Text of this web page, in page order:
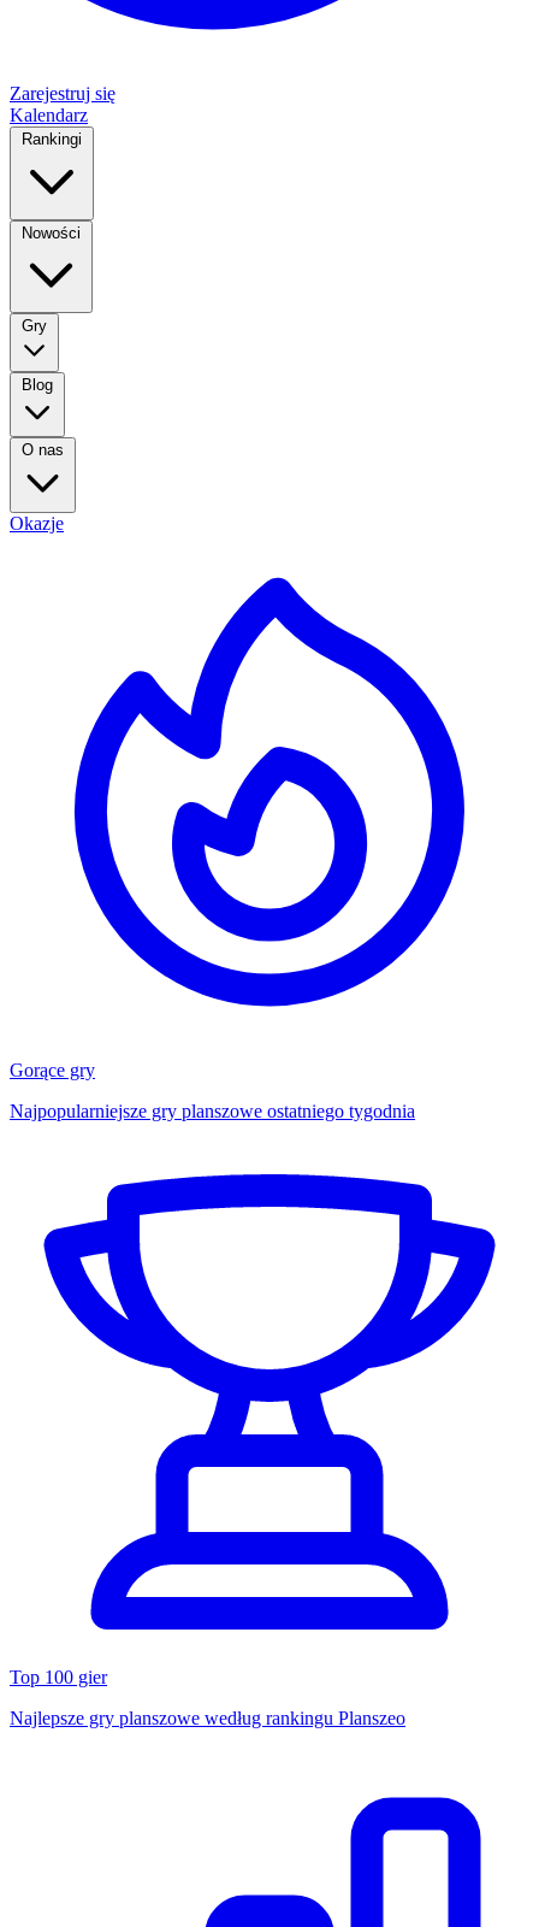
Zarejestruj się
Kalendarz
Rankingi
Nowości
Gry
Blog
O nas
Okazje
Gorące gry
Najpopularniejsze gry planszowe ostatniego tygodnia
Top 100 gier
Najlepsze gry planszowe według rankingu Planszeo